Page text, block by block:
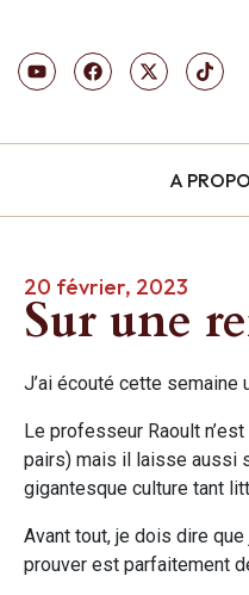
A
20 février, 2023
Sur une
J’ai écouté cette semaine
Le professeur Raoult
pairs) mais il laisse aussi
gigantesque culture tant
Avant tout, je dois dire
prouver est parfaitement